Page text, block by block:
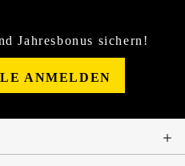
Jahresbonus sichern!
ANMELDEN